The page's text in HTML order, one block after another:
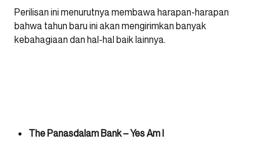
Perilisan ini menurutnya membawa harapan-harapan
bahwa tahun baru ini akan mengirimkan banyak
kebahagiaan dan hal-hal baik lainnya.
The Panasdalam Bank – Yes Am I